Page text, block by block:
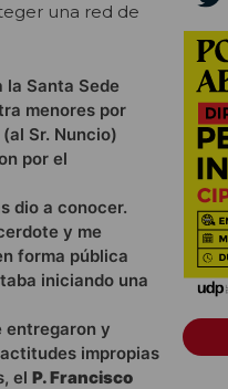
una red de
la Santa Sede
menores por
Sr. Nuncio)
por el
dio a conocer.
y me
forma pública
iniciando una
entregaron y
impropias
el P. Francisco